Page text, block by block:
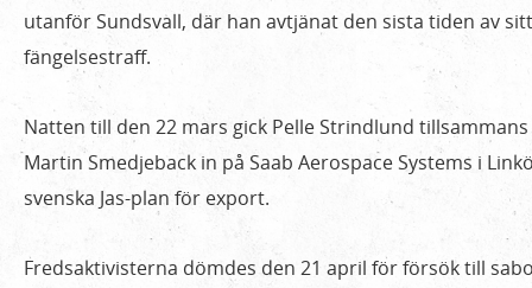
Pressmeddelanden
›
Pelle
Strindlund
idag!
utanför Sundsvall, där han avtjänat den sista tiden av
fängelsestraff.
Natten till den 22 mars gick Pelle Strindlund
Martin Smedjeback in på Saab Aerospace Systems i
svenska Jas-plan för export.
Fredsaktivisterna dömdes den 21 april för försök till